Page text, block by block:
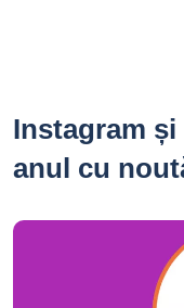
Instagram
anul cu